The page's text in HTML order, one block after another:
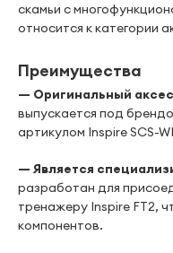
скамьи с
относится к категории
Преимущества
— Оригинальный
выпускается под
артикулом Inspire SCS-
— Является
разработан для
тренажеру Inspire FT2,
компонентов.